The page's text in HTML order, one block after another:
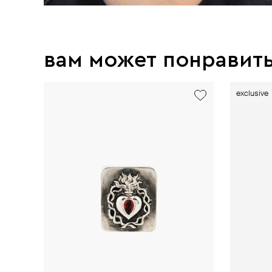
вам может
exclusive
exclusive
exclusive
exclusive